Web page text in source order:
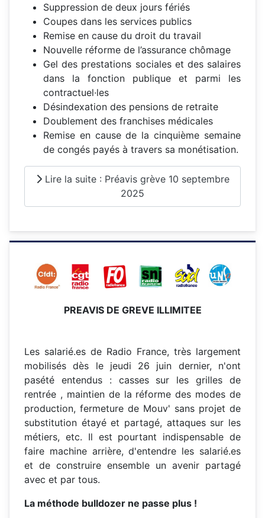
Suppression de deux jours fériés
Coupes dans les services publics
Remise en cause du droit du travail
Nouvelle réforme de l’assurance chômage
Gel des prestations sociales et des salaires
dans la fonction publique et parmi les
contractuel·les
Désindexation des pensions de retraite
Doublement des franchises médicales
Remise en cause de la cinquième semaine
de congés payés à travers sa monétisation.
Lire la suite : Préavis grève 10 septembre
2025
PREAVIS DE GREVE ILLIMITEE
Les salarié.es de Radio France, très largement
mobilisés dès le jeudi 26 juin dernier, n'ont
pasété entendus : casses sur les grilles de
rentrée , maintien de la réforme des modes de
production, fermeture de Mouv' sans projet de
substitution étayé et partagé, attaques sur les
métiers, etc. Il est pourtant indispensable de
faire machine arrière, d'entendre les salarié.es
et de construire ensemble un avenir partagé
avec et par tous.
La méthode bulldozer ne passe plus !